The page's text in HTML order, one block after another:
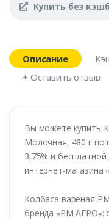
Купить без
Описание
+ Оставить отзыв
Вы можете купить
Молочная, 480 г по
3,75% и
интернет-магазина
Колбаса вареная
бренда «РМ АГРО»: